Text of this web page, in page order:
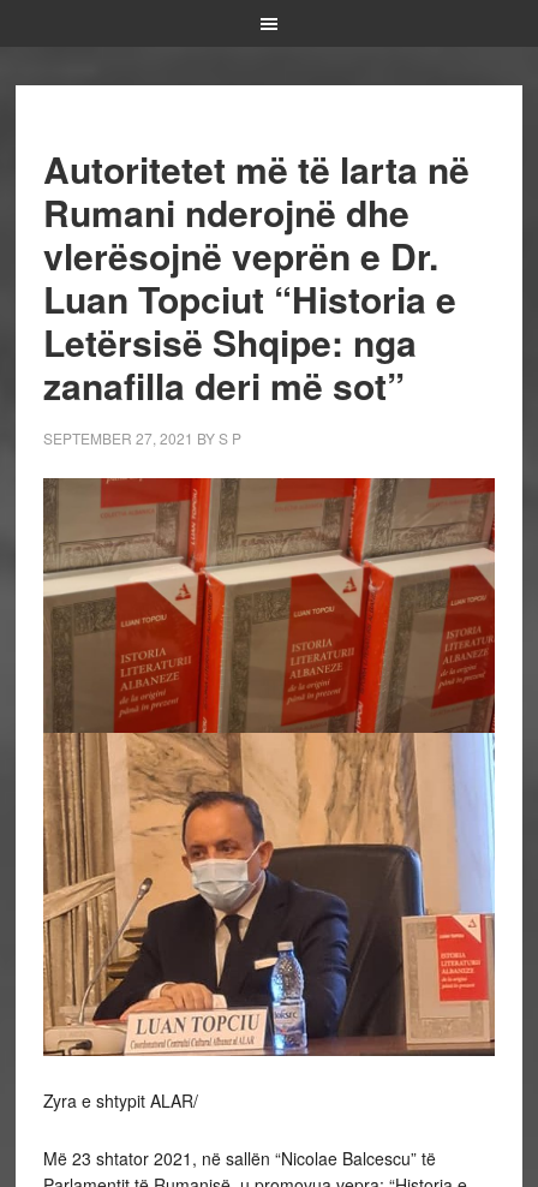
Autoritetet më të larta në
Rumani nderojnë dhe
vlerësojnë veprën e Dr.
Luan Topciut “Historia e
Letërsisë Shqipe: nga
zanafilla deri më sot”
SEPTEMBER 27, 2021 BYS P
Zyra e shtypit ALAR/
Më 23 shtator 2021, në sallën “Nicolae Balcescu” të